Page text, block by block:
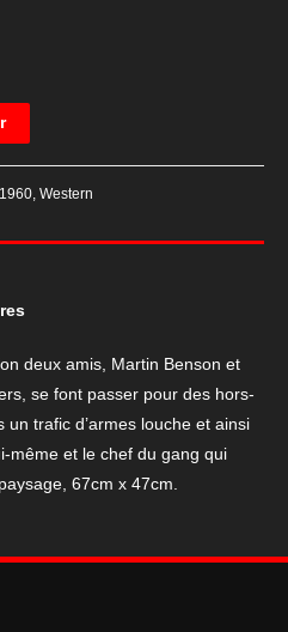
, Western
deux amis, Martin Benson et
se font passer pour des hors-
trafic d’armes louche et ainsi
même et le chef du gang qui
67cm x 47cm.